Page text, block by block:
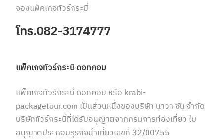
จองแพ็คเกจทัวร์กระบี่
โทร.082-3174777
แพ็คเกจทัวร์กระบี่ ดอทคอม
แพ็คเกจทัวร์กระบี่ ดอทคอม หรือ krabi-
packagetour.com เป็นส่วนหนึ่งของบริษัท นาวา ซัน จำกัด
บริษัททัวร์กระบี่ที่ได้รับอนุญาตจากกรมการท่องเที่ยว ใบ
อนุญาตประกอบธุรกิจนำเที่ยวเลขที่ 32/00755